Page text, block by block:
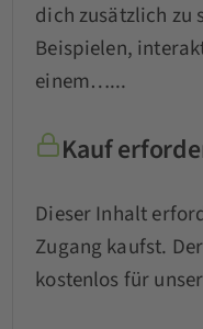
dich zusätzlich zu
Beispielen,
einem…...
Kauf
Dieser Inhalt
Zugang kaufst.
kostenlos für